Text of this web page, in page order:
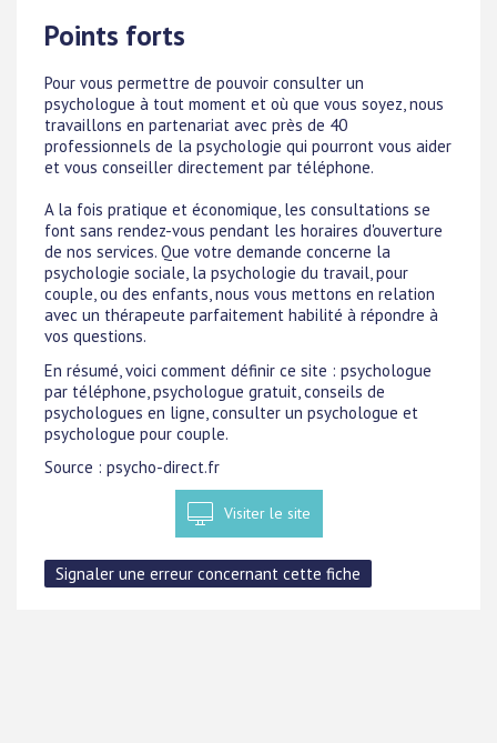
Points forts
Pour vous permettre de pouvoir consulter un
psychologue à tout moment et où que vous soyez, nous
travaillons en partenariat avec près de 40
professionnels de la psychologie qui pourront vous aider
et vous conseiller directement par téléphone.
A la fois pratique et économique, les consultations se
font sans rendez-vous pendant les horaires d'ouverture
de nos services. Que votre demande concerne la
psychologie sociale, la psychologie du travail, pour
couple, ou des enfants, nous vous mettons en relation
avec un thérapeute parfaitement habilité à répondre à
vos questions.
En résumé, voici comment définir ce site : psychologue
par téléphone, psychologue gratuit, conseils de
psychologues en ligne, consulter un psychologue et
psychologue pour couple.
Source : psycho-direct.fr
Visiter le site